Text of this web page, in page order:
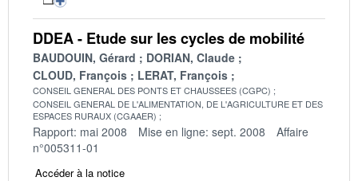
DDEA - Etude sur les cycles de mobilité
BAUDOUIN, Gérard
DORIAN, Claude
CLOUD, François
LERAT, François
CONSEIL GENERAL DES PONTS ET CHAUSSEES (CGPC)
CONSEIL GENERAL DE L'ALIMENTATION, DE L'AGRICULTURE ET DES
ESPACES RURAUX (CGAAER)
Rapport: mai 2008 Mise en ligne: sept. 2008
Affaire
n°005311-01
Accéder à la notice